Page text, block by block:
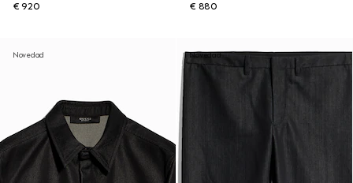
€ 920
€ 880
Novedad Novedad